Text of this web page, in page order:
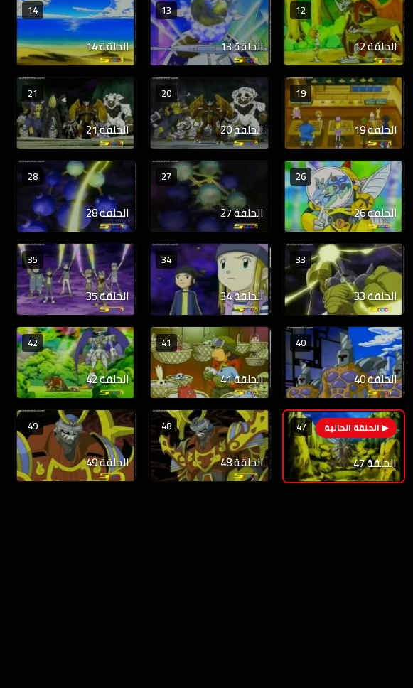
12
الحلقة 12
13
الحلقة 13
14
الحلقة 14
19
الحلقة 19
20
الحلقة 20
21
الحلقة 21
26
الحلقة 26
27
الحلقة 27
28
الحلقة 28
33
الحلقة 33
34
الحلقة 34
35
الحلقة 35
40
الحلقة 40
41
الحلقة 41
42
الحلقة 42
47
الحلقة 47
48
الحلقة 48
49
الحلقة 49